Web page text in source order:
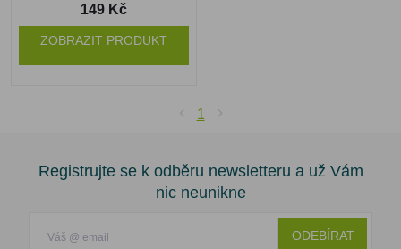
149 Kč
ZOBRAZIT PRODUKT
1
Registrujte se k odběru newsletteru a už Vám
nic neunikne
ODEBÍRAT